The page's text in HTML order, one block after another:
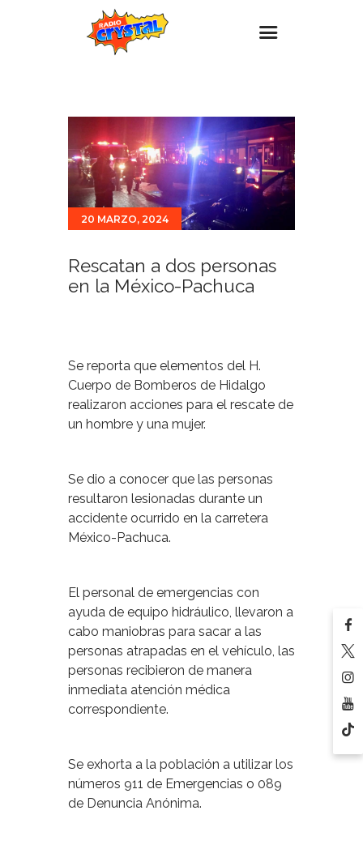
Estaciones
Eventos
Promociones
Noticias
Contacto
20 MARZO, 2024
Rescatan a dos personas
en la México-Pachuca
Se reporta que elementos del H.
Cuerpo de Bomberos de Hidalgo
realizaron acciones para el rescate de
un hombre y una mujer.
Se dio a conocer que las personas
resultaron lesionadas durante un
accidente ocurrido en la carretera
México-Pachuca.
El personal de emergencias con
ayuda de equipo hidráulico, llevaron a
cabo maniobras para sacar a las
personas atrapadas en el vehículo, las
personas recibieron de manera
inmediata atención médica
correspondiente.
Se exhorta a la población a utilizar los
números 911 de Emergencias o 089
de Denuncia Anónima.